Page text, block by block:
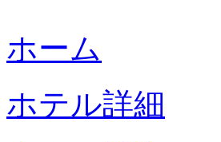
ホーム
ホテル詳細